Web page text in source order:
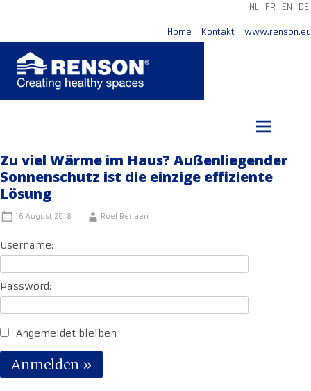
NL FR EN DE
Home Kontakt www.renson.eu
Zu viel Wärme im Haus? Außenliegender
Sonnenschutz ist die einzige effiziente
Lösung
16 August 2018 Roel Berlaen
Username:
Password:
Angemeldet bleiben